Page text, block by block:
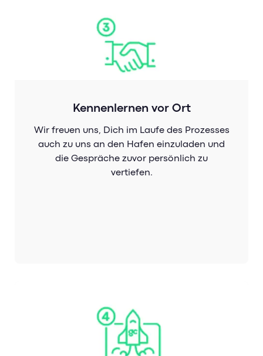
Kennenlernen vor Ort
Wir freuen uns, Dich im Laufe des Prozesses
auch zu uns an den Hafen einzuladen und
die Gespräche zuvor persönlich zu
vertiefen.